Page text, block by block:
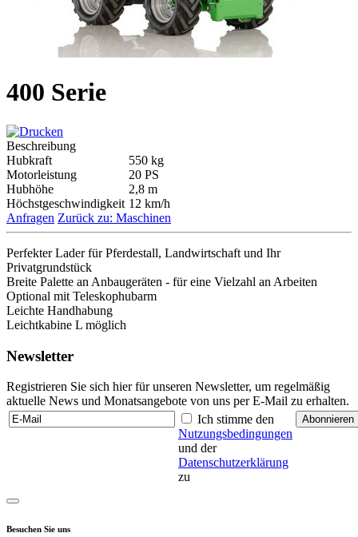
400 Serie
Beschreibung
Hubkraft
550 kg
Motorleistung
20 PS
Hubhöhe
2,8 m
Höchstgeschwindigkeit 12 km/h
Anfragen Zurück zu: Maschinen
Perfekter Lader für Pferdestall, Landwirtschaft und Ihr
Privatgrundstück
Breite Palette an Anbaugeräten - für eine Vielzahl an Arbeiten
Optional mit Teleskophubarm
Leichte Handhabung
Leichtkabine L möglich
Newsletter
Registrieren Sie sich hier für unseren Newsletter, um regelmäßig
aktuelle News und Monatsangebote von uns per E-Mail zu erhalten.
Ich stimme den
Nutzungsbedingungen
und der
Datenschutzerklärung
zu
Besuchen Sie uns